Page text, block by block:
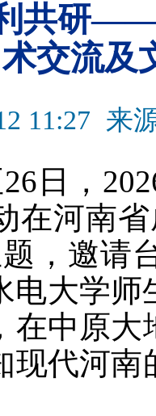
共研
术交流及
11:27 来
，
在河南
，邀请
电大学
在中原
现代河